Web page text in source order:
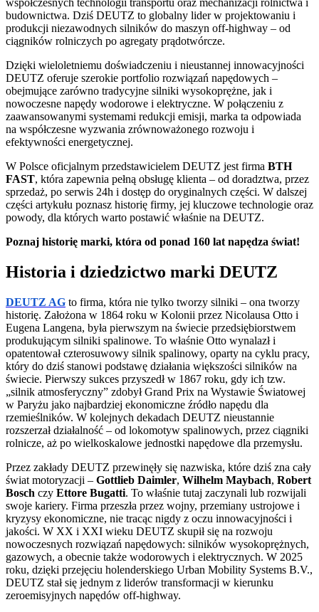
budownictwa. Dziś DEUTZ to globalny lider w projektowaniu i
produkcji niezawodnych silników do maszyn off-highway – od
ciągników rolniczych po agregaty prądotwórcze.
Dzięki wieloletniemu doświadczeniu i nieustannej innowacyjności
DEUTZ oferuje szerokie portfolio rozwiązań napędowych –
obejmujące zarówno tradycyjne silniki wysokoprężne, jak i
nowoczesne napędy wodorowe i elektryczne. W połączeniu z
zaawansowanymi systemami redukcji emisji, marka ta odpowiada
na współczesne wyzwania zrównoważonego rozwoju i
efektywności energetycznej.
W Polsce oficjalnym przedstawicielem DEUTZ jest firma BTH
FAST, która zapewnia pełną obsługę klienta – od doradztwa, przez
sprzedaż, po serwis 24h i dostęp do oryginalnych części. W dalszej
części artykułu poznasz historię firmy, jej kluczowe technologie oraz
powody, dla których warto postawić właśnie na DEUTZ.
Poznaj historię marki, która od ponad 160 lat napędza świat!
Historia i dziedzictwo marki DEUTZ
DEUTZ AG to firma, która nie tylko tworzy silniki – ona tworzy
historię. Założona w 1864 roku w Kolonii przez Nicolausa Otto i
Eugena Langena, była pierwszym na świecie przedsiębiorstwem
produkującym silniki spalinowe. To właśnie Otto wynalazł i
opatentował czterosuwowy silnik spalinowy, oparty na cyklu pracy,
który do dziś stanowi podstawę działania większości silników na
świecie. Pierwszy sukces przyszedł w 1867 roku, gdy ich tzw.
„silnik atmosferyczny” zdobył Grand Prix na Wystawie Światowej
w Paryżu jako najbardziej ekonomiczne źródło napędu dla
rzemieślników. W kolejnych dekadach DEUTZ nieustannie
rozszerzał działalność – od lokomotyw spalinowych, przez ciągniki
rolnicze, aż po wielkoskalowe jednostki napędowe dla przemysłu.
Przez zakłady DEUTZ przewinęły się nazwiska, które dziś zna cały
świat motoryzacji – Gottlieb Daimler, Wilhelm Maybach, Robert
Bosch czy Ettore Bugatti. To właśnie tutaj zaczynali lub rozwijali
swoje kariery. Firma przeszła przez wojny, przemiany ustrojowe i
kryzysy ekonomiczne, nie tracąc nigdy z oczu innowacyjności i
jakości. W XX i XXI wieku DEUTZ skupił się na rozwoju
nowoczesnych rozwiązań napędowych: silników wysokoprężnych,
gazowych, a obecnie także wodorowych i elektrycznych. W 2025
roku, dzięki przejęciu holenderskiego Urban Mobility Systems B.V.,
DEUTZ stał się jednym z liderów transformacji w kierunku
zeroemisyjnych napędów off-highway.